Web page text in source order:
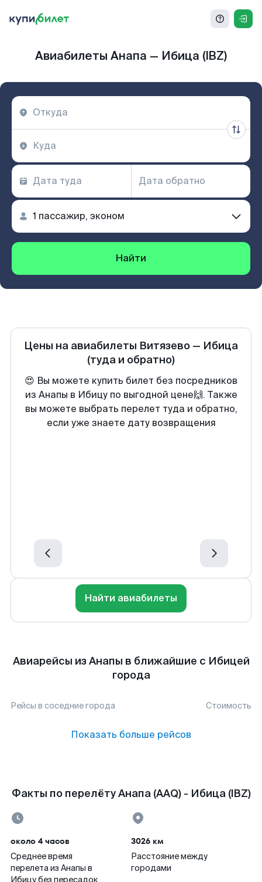
Авиабилеты Анапа — Ибица (IBZ)
Найти
Цены на авиабилеты Витязево — Ибица
(туда и обратно)
😍 Вы можете купить билет без посредников
из Анапы в Ибицу по выгодной цене🙌. Также
вы можете выбрать перелет туда и обратно,
если уже знаете дату возвращения
Найти авиабилеты
Авиарейсы из Анапы в ближайшие с Ибицей
города
Рейсы в соседние города Стоимость
Показать больше рейсов
Факты по перелёту Анапа (AAQ) - Ибица (IBZ)
около 4 часов
Среднее время
перелета из Анапы в
Ибицу без пересадок
3026 км
Расстояние между
городами